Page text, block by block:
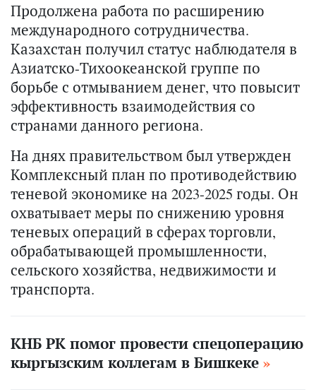
Продолжена работа по расширению
международного сотрудничества.
Казахстан получил статус наблюдателя в
Азиатско-Тихоокеанской группе по
борьбе с отмыванием денег, что повысит
эффективность взаимодействия со
странами данного региона.
На днях правительством был утвержден
Комплексный план по противодействию
теневой экономике на 2023-2025 годы. Он
охватывает меры по снижению уровня
теневых операций в сферах торговли,
обрабатывающей промышленности,
сельского хозяйства, недвижимости и
транспорта.
КНБ РК помог провести спецоперацию
кыргызским коллегам в Бишкеке